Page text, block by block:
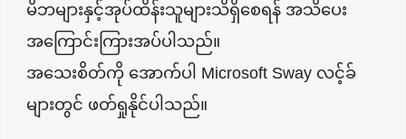
မိဘများနှင့်အုပ်ထိန်းသူများသိရှိစေရန် အသိပေး
အကြောင်းကြားအပ်ပါသည်။
အသေးစိတ်ကို အောက်ပါ Microsoft Sway လင့်ခ်
များတွင် ဖတ်ရှုနိုင်ပါသည်။